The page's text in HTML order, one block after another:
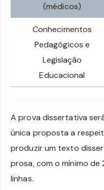
(médicos)
Conhecimentos
Pedagógicos e
Legislação
Educacional
A prova dissertativa
única proposta a
produzir um texto
prosa, com o mínimo de
linhas.